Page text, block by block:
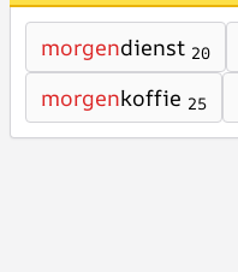
morgendienst 20
morgenkoffie 25